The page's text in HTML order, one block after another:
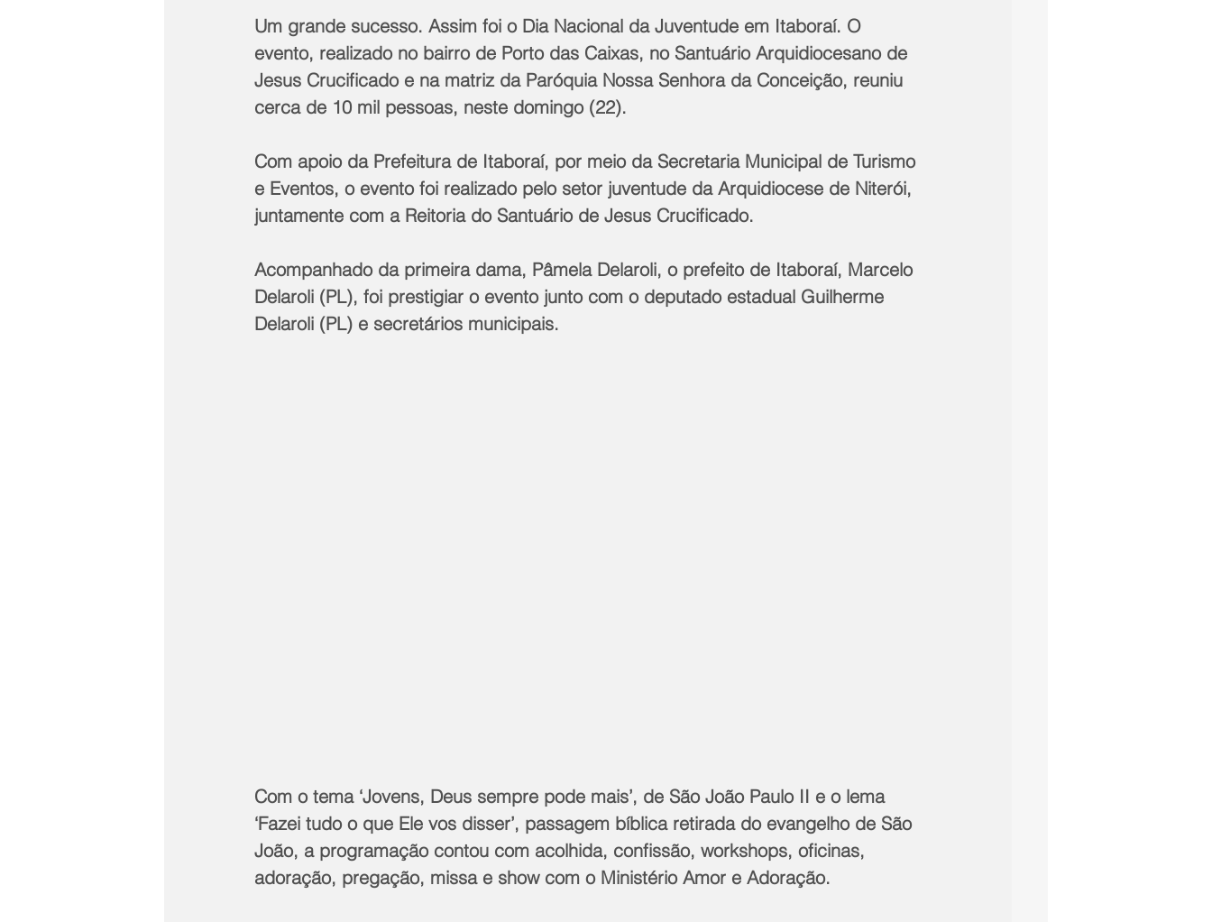
Um grande sucesso. Assim foi o Dia Nacional da Juventude em Itaboraí. O
evento, realizado no bairro de Porto das Caixas, no Santuário Arquidiocesano de
Jesus Crucificado e na matriz da Paróquia Nossa Senhora da Conceição, reuniu
cerca de 10 mil pessoas, neste domingo (22).
Com apoio da Prefeitura de Itaboraí, por meio da Secretaria Municipal de Turismo
e Eventos, o evento foi realizado pelo setor juventude da Arquidiocese de Niterói,
juntamente com a Reitoria do Santuário de Jesus Crucificado.
Acompanhado da primeira dama, Pâmela Delaroli, o prefeito de Itaboraí, Marcelo
Delaroli (PL), foi prestigiar o evento junto com o deputado estadual Guilherme
Delaroli (PL) e secretários municipais.
Com o tema ‘Jovens, Deus sempre pode mais’, de São João Paulo II e o lema
‘Fazei tudo o que Ele vos disser’, passagem bíblica retirada do evangelho de São
João, a programação contou com acolhida, confissão, workshops, oficinas,
adoração, pregação, missa e show com o Ministério Amor e Adoração.